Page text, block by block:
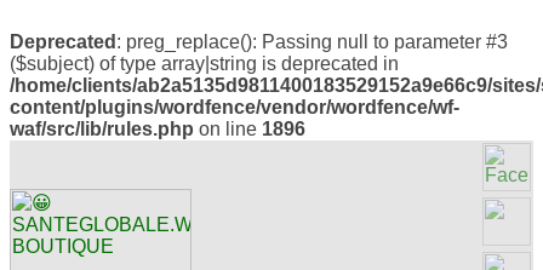
Deprecated : preg_replace(): Passing null to parameter #3
($subject) of type array|string is deprecated in
/home/clients/ab2a5135d9811400183529152a9e66c9/
content/plugins/wordfence/vendor/wordfence/wf-
waf/src/lib/rules.php on line 1896